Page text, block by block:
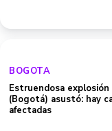
BOGOTA
Estruendosa explosión
(Bogotá) asustó: hay
afectadas